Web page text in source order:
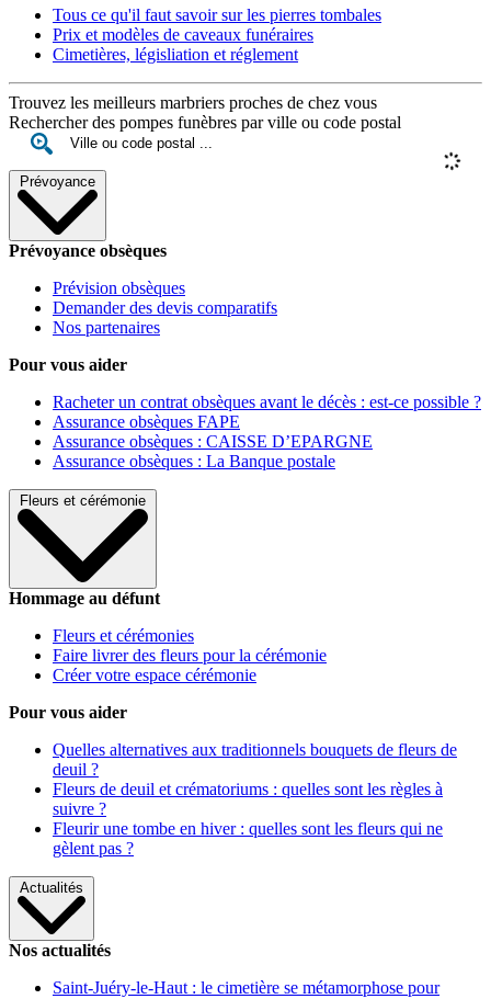
Tous ce qu'il faut savoir sur les pierres tombales
Prix et modèles de caveaux funéraires
Cimetières, législiation et réglement
Trouvez les meilleurs marbriers proches de chez vous
Rechercher des pompes funèbres par ville ou code postal
Prévoyance
Prévoyance obsèques
Prévision obsèques
Demander des devis comparatifs
Nos partenaires
Pour vous aider
Racheter un contrat obsèques avant le décès : est-ce possible ?
Assurance obsèques FAPE
Assurance obsèques : CAISSE D’EPARGNE
Assurance obsèques : La Banque postale
Fleurs et cérémonie
Hommage au défunt
Fleurs et cérémonies
Faire livrer des fleurs pour la cérémonie
Créer votre espace cérémonie
Pour vous aider
Quelles alternatives aux traditionnels bouquets de fleurs de
deuil ?
Fleurs de deuil et crématoriums : quelles sont les règles à
suivre ?
Fleurir une tombe en hiver : quelles sont les fleurs qui ne
gèlent pas ?
Actualités
Nos actualités
Saint-Juéry-le-Haut : le cimetière se métamorphose pour